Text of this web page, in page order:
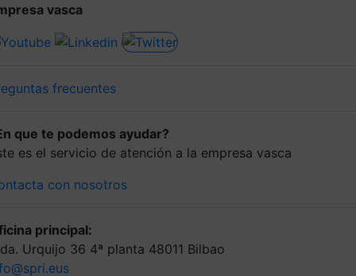
vasca
frecuentes
que te podemos ayudar?
es el servicio de atención a la empresa vasca
con nosotros
principal:
Urquijo 36 4ª planta 48011 Bilbao